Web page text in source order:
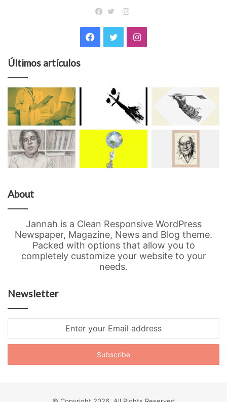
Instagram
Facebook
TwitterInstagram
Últimos artículos
About
Jannah is a Clean Responsive WordPress
Newspaper, Magazine, News and Blog theme.
Packed with options that allow you to
completely customize your website to your
needs.
Newsletter
Email